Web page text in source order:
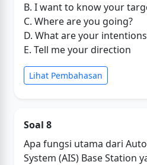
B. I want to know your
C. Where are you going?
D. What are your
E. Tell me your direction
Lihat Pembahasan
Soal 8
Apa fungsi utama dari
System (AIS) Base Station